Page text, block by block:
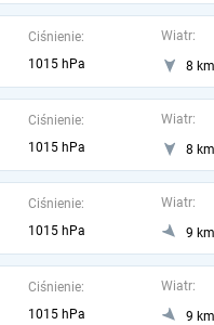
Ciśnienie:
1015 hPa
Wiatr:
8
Ciśnienie:
1015 hPa
Wiatr:
8
Ciśnienie:
1015 hPa
Wiatr:
9
Ciśnienie:
1015 hPa
Wiatr:
9